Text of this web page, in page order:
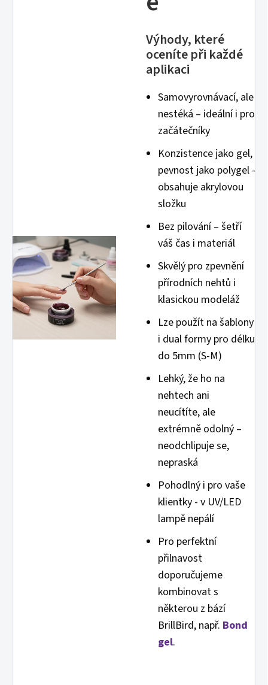
Výhody, které
oceníte při každé
aplikaci
Samovyrovnávací, ale
nestéká – ideální i pro
začátečníky
Konzistence jako gel,
pevnost jako polygel -
obsahuje akrylovou
složku
Bez pilování – šetří
váš čas i materiál
Skvělý pro zpevnění
přírodních nehtů i
klasickou modeláž
Lze použít na šablony
i dual formy pro délku
do 5mm (S-M)
Lehký, že ho na
nehtech ani
neucítíte, ale
extrémně odolný –
neodchlipuje se,
nepraská
Pohodlný i pro vaše
klientky - v UV/LED
lampě nepálí
Pro perfektní
přilnavost
doporučujeme
kombinovat s
některou z bází
BrillBird, např. Bond
gel.